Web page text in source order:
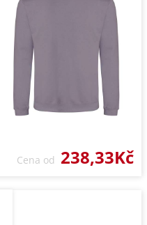
Cena od 238,33Kč